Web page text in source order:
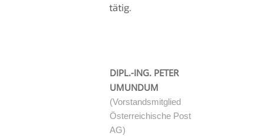
tätig.
DIPL.-ING. PETER
UMUNDUM
(Vorstandsmitglied
Österreichische Post
AG)